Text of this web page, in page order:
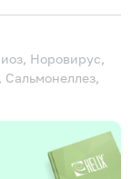
Норовирус,